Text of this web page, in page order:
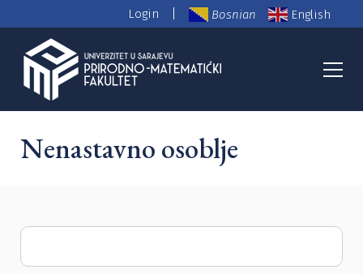
Login Bosnian English
PMF Nastavno osoblje
Nenastavno osoblje